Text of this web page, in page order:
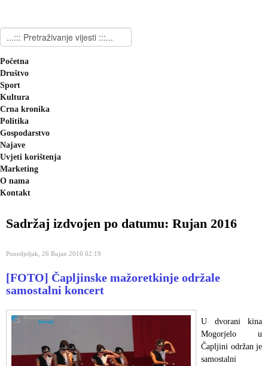
Početna
Društvo
Sport
Kultura
Crna kronika
Politika
Gospodarstvo
Najave
Uvjeti korištenja
Marketing
O nama
Kontakt
Sadržaj izdvojen po datumu: Rujan 2016
Ponedjeljak, 26 Rujan 2016 02:19
[FOTO] Čapljinske mažoretkinje održale
samostalni koncert
U dvorani kina
Mogorjelo u
Čapljini održan je
samostalni